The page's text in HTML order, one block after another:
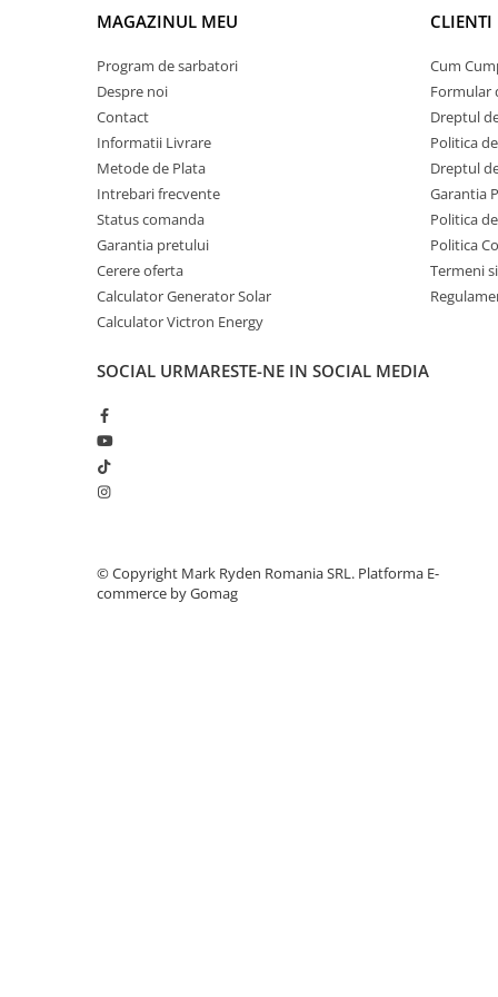
Statii de incarcare vehicule
UPS Centrale Termice
Stabilizatoare Tensiune
Scule si aparate
Instrumente de masura
Anemometre
Clampmetre
Detectoare
Tahometre
Termometre
Multimetre de Banc
MAGAZINUL MEU
Program de sarbatori
Despre noi
Contact
Informatii Livrare
Metode de Plata
Intrebari frecvente
Status comanda
Garantia pretului
Cerere oferta
Calculator Generator Solar
Calculator Victron Energy
CLIENTI
Cum
Formular
Dreptul
Politica
Dreptul
Garantia
Politica
Politica
Termeni
SOCIAL URMARESTE-NE IN SOCIAL MEDIA
©️ Copyright Mark Ryden Romania SRL. Platforma E-
commerce by Gomag